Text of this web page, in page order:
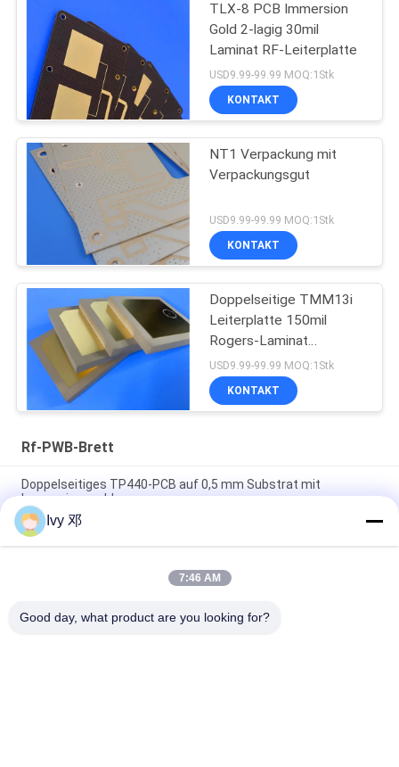
TLX-8 PCB Immersion
Gold 2-lagig 30mil
Laminat RF-Leiterplatte
USD9.99-99.99 MOQ:1Stk
KONTAKT
NT1 Verpackung mit
Verpackungsgut
USD9.99-99.99 MOQ:1Stk
KONTAKT
Doppelseitige TMM13i
Leiterplatte 150mil
Rogers-Laminat
Hochfrequenzschaltungen
USD9.99-99.99 MOQ:1Stk
KONTAKT
Rf-PWB-Brett
Doppelseitiges TP440-PCB auf 0,5 mm Substrat mit
Immersionsgold
Doppelseitiges CER-10 Hochfrequenz-PCB 30 Millimeter
Laminat-Immersionssilber
5 mil Dicke WL-CT300 PCB 2-Schicht schwarz Seidenfläche
Ivy 邓
7:46 AM
Good day, what product are you looking for?